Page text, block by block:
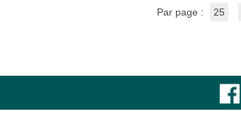
Par page : 25